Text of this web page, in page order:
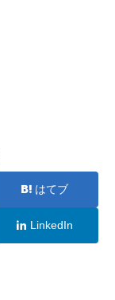
はてブ
LinkedIn